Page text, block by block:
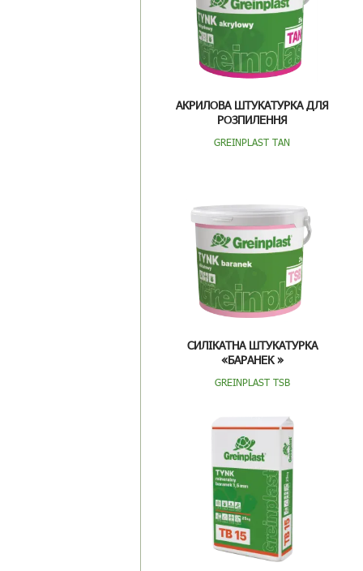
АКРИЛОВА ШТУКАТУРКА ДЛЯ
РОЗПИЛЕННЯ
GREINPLAST TAN
СИЛІКАТНА ШТУКАТУРКА
«БАРАНЕК »
GREINPLAST TSB